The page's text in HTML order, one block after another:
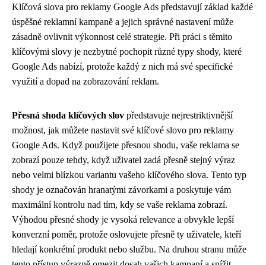
Klíčová slova pro reklamy Google Ads představují základ každé
úspěšné reklamní kampaně a jejich správné nastavení může
zásadně ovlivnit výkonnost celé strategie. Při práci s těmito
klíčovými slovy je nezbytné pochopit různé typy shody, které
Google Ads nabízí, protože každý z nich má své specifické
využití a dopad na zobrazování reklam.
Přesná shoda klíčových slov představuje nejrestriktivnější
možnost, jak můžete nastavit své klíčové slovo pro reklamy
Google Ads. Když použijete přesnou shodu, vaše reklama se
zobrazí pouze tehdy, když uživatel zadá přesně stejný výraz
nebo velmi blízkou variantu vašeho klíčového slova. Tento typ
shody je označován hranatými závorkami a poskytuje vám
maximální kontrolu nad tím, kdy se vaše reklama zobrazí.
Výhodou přesné shody je vysoká relevance a obvykle lepší
konverzní poměr, protože oslovujete přesně ty uživatele, kteří
hledají konkrétní produkt nebo službu. Na druhou stranu může